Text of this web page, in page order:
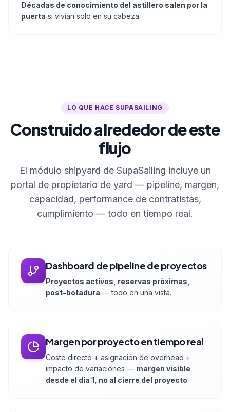
Décadas de conocimiento del astillero salen por la
puerta si vivían solo en su cabeza.
LO QUE HACE SUPASAILING
Construido alrededor de este
flujo
El módulo shipyard de SupaSailing incluye un
portal de propietario de yard — pipeline, margen,
capacidad, performance de contratistas,
cumplimiento — todo en tiempo real.
Dashboard de pipeline de proyectos
Proyectos activos, reservas próximas,
post-botadura — todo en una vista.
Margen por proyecto en tiempo real
Coste directo + asignación de overhead +
impacto de variaciones — margen visible
desde el día 1, no al cierre del proyecto.